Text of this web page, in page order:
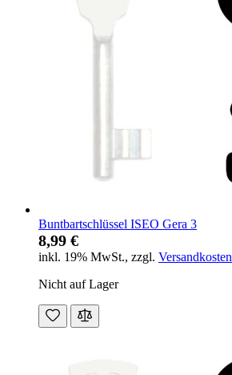
Buntbartschlüssel ISEO Gera 3
8,99 €
inkl. 19% MwSt., zzgl. Versandkosten
Nicht auf Lager